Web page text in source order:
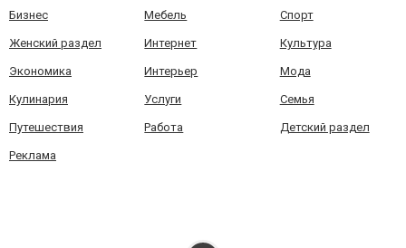
Бизнес Мебель Спорт
Женский раздел Интернет Культура
Экономика Интерьер Мода
Кулинария Услуги Семья
Путешествия Работа Детский раздел
Реклама